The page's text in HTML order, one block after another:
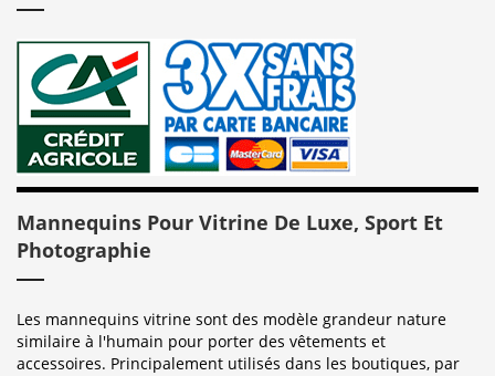
Mannequins Pour Vitrine De Luxe, Sport Et
Photographie
Les mannequins vitrine sont des modèle grandeur nature
similaire à l'humain pour porter des vêtements et
accessoires. Principalement utilisés dans les boutiques, par